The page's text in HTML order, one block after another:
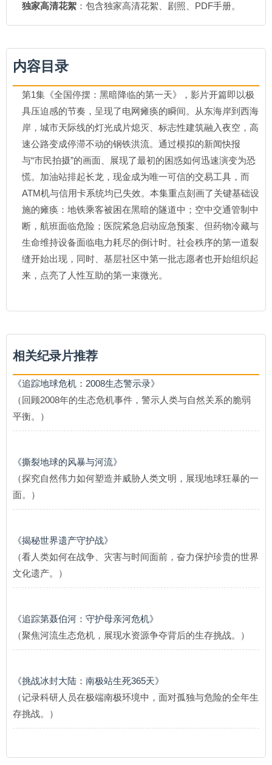
独家高清花絮 ：包含独家高清花絮、剧照、PDF手册。
内容目录
第1集《全国停摆：黑暗降临的第一天》，影片开篇即以极
具压迫感的节奏，呈现了电网瘫痪的瞬间。从东海岸到西海
岸，城市天际线的灯光成片熄灭、标志性建筑融入夜空，高
速公路变成停滞不动的钢铁洪流。通过模拟的新闻快报
与“市民拍摄”的画面、展现了最初的困惑如何迅速演变为恐
慌。加油站排起长龙，现金成为唯一可信的交易工具，而
ATM机与信用卡系统均已失效。本集重点刻画了关键基础设
施的瘫痪：地铁乘客被困在黑暗的隧道中；空中交通管制中
断，航班面临危险；医院紧急启动应急预案、但药物冷藏与
生命维持设备面临电力耗尽的倒计时。社会秩序的第一道裂
缝开始出现，同时、基层社区中第一批志愿者也开始组织起
来，点亮了人性互助的第一束微光。
相关纪录片推荐
《追踪地球危机：2008生态警示录》
（回顾2008年的生态危机事件，警示人类与自然关系的脆弱
平衡。）
《撕裂地球的风暴与河流》
（探究自然伟力如何塑造并威胁人类文明，展现地球狂暴的一
面。）
《揭秘世界遗产守护战》
（看人类如何在战争、灾害与时间面前，奋力保护珍贵的世界
文化遗产。）
《追踪第聂伯河：守护母亲河危机》
（聚焦河流生态危机，展现水资源争夺背后的生存挑战。）
《挑战冰封大陆：南极站生死365天》
（记录科研人员在极端南极环境中，面对孤独与危险的全年生
存挑战。）